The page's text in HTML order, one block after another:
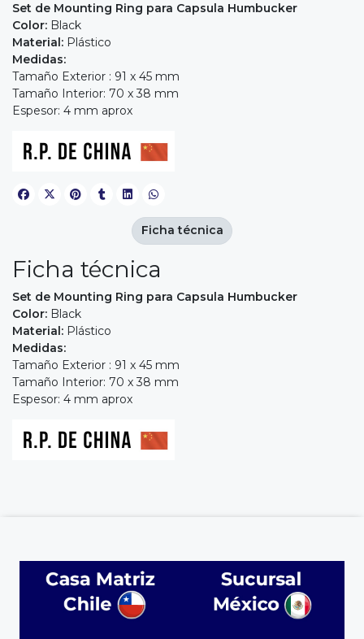
Set de Mounting Ring para Capsula Humbucker
Color: Black
Material: Plástico
Medidas:
Tamaño Exterior : 91 x 45 mm
Tamaño Interior: 70 x 38 mm
Espesor: 4 mm aprox
Ficha técnica
Set de Mounting Ring para Capsula Humbucker
Color: Black
Material: Plástico
Medidas:
Tamaño Exterior : 91 x 45 mm
Tamaño Interior: 70 x 38 mm
Espesor: 4 mm aprox
Ficha técnica